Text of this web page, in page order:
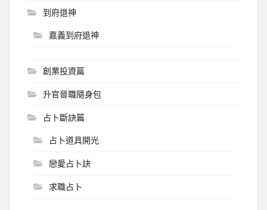
到府退神
嘉義到府退神
創業投資篇
升官晉職隨身包
占卜斷訣篇
占卜道具開光
戀愛占卜訣
求職占卜